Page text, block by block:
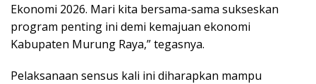
Ekonomi 2026. Mari kita bersama-sama sukseskan
program penting ini demi kemajuan ekonomi
Kabupaten Murung Raya,” tegasnya.
Pelaksanaan sensus kali ini diharapkan mampu